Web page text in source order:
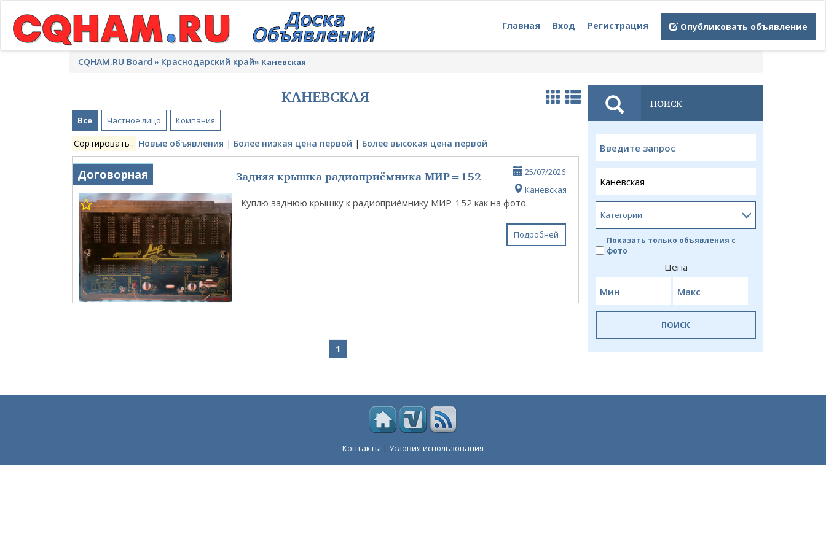
Главная Вход Регистрация Опубликовать объявление
CQHAM.RU Board Краснодарский край» Каневская
КАНЕВСКАЯ
Все Частное лицо Компания
Сортировать : Новые объявления | Более низкая цена первой | Более высокая цена первой
Задняя крышка радиоприёмника МИР=152
Договорная
25/07/2026
Каневская
Куплю заднюю крышку к радиоприёмнику МИР-152 как на фото.
Подробней
1
ПОИСК
Показать только объявления с
фото
Цена
ПОИСК
Контакты | Условия использования